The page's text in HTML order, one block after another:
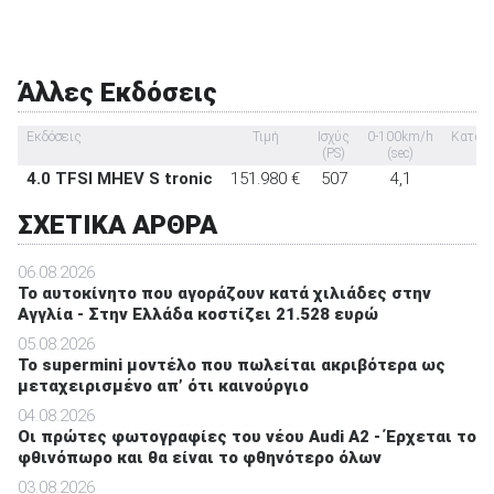
Σύστημα αναγνώρισης οδικών σημάτων
Σύστημα αυτόματου παρκαρίσματος
-
Άλλες Εκδόσεις
Εκδόσεις Τιμή
Ισχύς
(PS)
0-100km/h
(sec)
4.0 TFSI MHEV S tronic 151.980 € 507 4,1
ΣΧΕΤΙΚΑ ΑΡΘΡΑ
06.08.2026
To αυτοκίνητο που αγοράζουν κατά χιλιάδες στην
Αγγλία - Στην Ελλάδα κοστίζει 21.528 ευρώ
05.08.2026
Το supermini μοντέλο που πωλείται ακριβότερα ως
μεταχειρισμένο απ’ ότι καινούργιο
04.08.2026
Οι πρώτες φωτογραφίες του νέου Audi A2 - Έρχεται το
φθινόπωρο και θα είναι το φθηνότερο όλων
03.08.2026